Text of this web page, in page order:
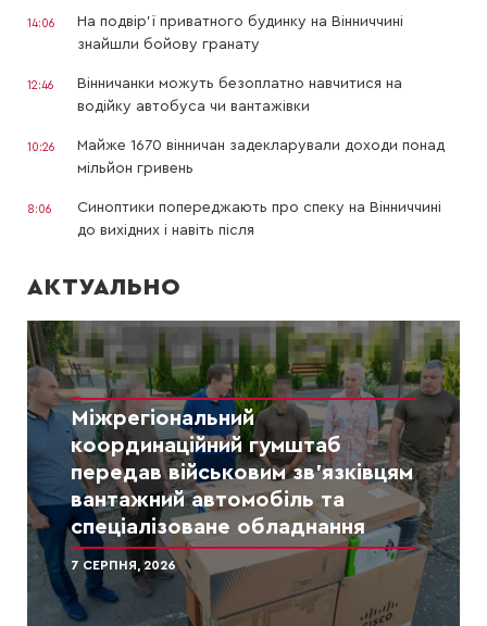
14:06
На подвір’ї приватного будинку на Вінниччині
знайшли бойову гранату
12:46
Вінничанки можуть безоплатно навчитися на
водійку автобуса чи вантажівки
10:26
Майже 1670 вінничан задекларували доходи понад
мільйон гривень
8:06
Синоптики попереджають про спеку на Вінниччині
до вихідних і навіть після
АКТУАЛЬНО
Міжрегіональний
координаційний гумштаб
передав військовим зв’язківцям
вантажний автомобіль та
спеціалізоване обладнання
7 СЕРПНЯ, 2026